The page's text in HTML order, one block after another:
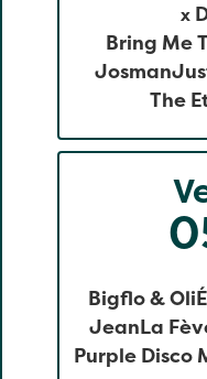
x
Bring Me
Josman
The
Bigflo & Oli
JeanLa
Purple Disco